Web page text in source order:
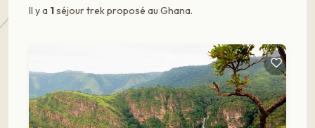
Il y a 1séjour trek proposé au Ghana.